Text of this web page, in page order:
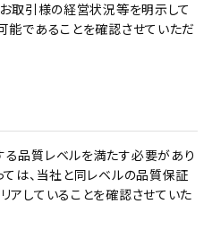
取引様の経営状況等を明示して
能であることを確認させていただ
品質レベルを満たす必要があり
ては、当社と同レベルの品質保証
アしていることを確認させていた